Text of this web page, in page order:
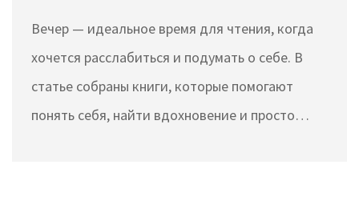
Вечер — идеальное время для чтения, когда
хочется расслабиться и подумать о себе. В
статье собраны книги, которые помогают
понять себя, найти вдохновение и просто